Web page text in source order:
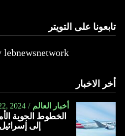
التابعة للبحرية الأميركية من طراز
سميت هذه الفئة من حاملات
ميزات تقنية..
تابعونا على التويتر
lebnewsnetwork
أخر الاخبار
أخبار العالم 2024
الخطوط الجوية
إلى